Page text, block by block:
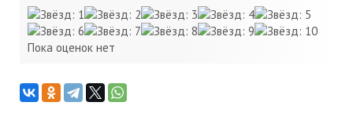
Пока оценок нет